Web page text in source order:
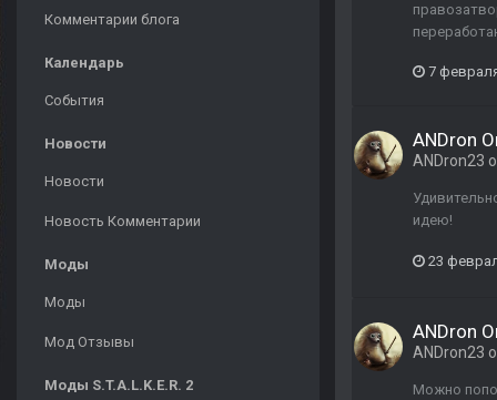
Комментарии блога
Календарь
События
Новости
Новости
Новость Комментарии
Моды
Моды
Мод Отзывы
Моды S.T.A.L.K.E.R. 2
7
ANDron
ANDron23
идею!
23
ANDron
ANDron23
Можно